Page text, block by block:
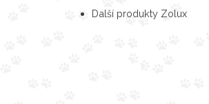
Další produkty Zolux